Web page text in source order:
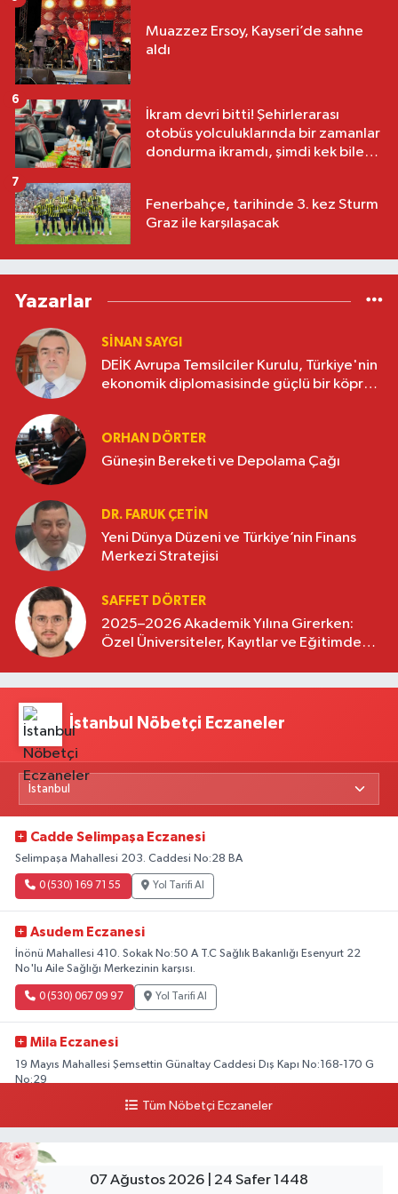
Muazzez Ersoy, Kayseri’de sahne
aldı
İkram devri bitti! Şehirlerarası
otobüs yolculuklarında bir zamanlar
dondurma ikramdı, şimdi kek bile
6
Fenerbahçe, tarihinde 3. kez Sturm
Graz ile karşılaşacak
7
Yazarlar
SINAN SAYGI
DEİK Avrupa Temsilciler Kurulu, Türkiye'nin
ekonomik diplomasisinde güçlü bir köprü
ORHAN DÖRTER
Güneşin Bereketi ve Depolama Çağı
DR. FARUK ÇETİN
Yeni Dünya Düzeni ve Türkiye’nin Finans
Merkezi Stratejisi
SAFFET DÖRTER
2025–2026 Akademik Yılına Girerken:
Özel Üniversiteler, Kayıtlar ve Eğitimde
İstanbul Nöbetçi Eczaneler
Cadde Selimpaşa Eczanesi
Selimpaşa Mahallesi 203. Caddesi No:28 BA
0 (530) 169 71 55 Yol Tarifi Al
Asudem Eczanesi
İnönü Mahallesi 410. Sokak No:50 A T.C Sağlık Bakanlığı Esenyurt 22
No'lu Aile Sağlığı Merkezinin karşısı.
0 (530) 067 09 97 Yol Tarifi Al
Mila Eczanesi
19 Mayıs Mahallesi Şemsettin Günaltay Caddesi Dış Kapı No:168-170 G
No:29
Yol Tarifi Al
Kasımpaşa Eczanesi
Yahya Kahya Mahallesi Kasımpaşa Bostanı Sokak 18A Mutfak Ekipmanları
Satan Dükkanların Olduğu Caddede Denizbank'ın Karşısı, Albaraka'nın
Tüm Nöbetçi Eczaneler
07 Ağustos 2026 | 24 Safer 1448